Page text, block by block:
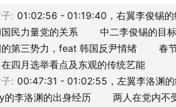
艺能——李在明能否涉险过关还是
: 01:02:56 - 01:19:40，右翼李
国民力量党的关系 中二李俊锡的目
的第三势力，feat 韩国反尹情绪 春节
月选举看点及东观的传统艺能
: 00:47:31 - 01:02:55，左翼李洛
的李洛渊的出身经历 两人在党内